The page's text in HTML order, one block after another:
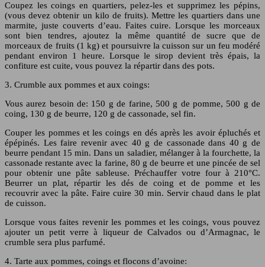
Coupez les coings en quartiers, pelez-les et supprimez les pépins,
(vous devez obtenir un kilo de fruits). Mettre les quartiers dans une
marmite, juste couverts d’eau. Faites cuire. Lorsque les morceaux
sont bien tendres, ajoutez la même quantité de sucre que de
morceaux de fruits (1 kg) et poursuivre la cuisson sur un feu modéré
pendant environ 1 heure. Lorsque le sirop devient très épais, la
confiture est cuite, vous pouvez la répartir dans des pots.
3. Crumble aux pommes et aux coings:
Vous aurez besoin de: 150 g de farine, 500 g de pomme, 500 g de
coing, 130 g de beurre, 120 g de cassonade, sel fin.
Couper les pommes et les coings en dés après les avoir épluchés et
épépinés. Les faire revenir avec 40 g de cassonade dans 40 g de
beurre pendant 15 min. Dans un saladier, mélanger à la fourchette, la
cassonade restante avec la farine, 80 g de beurre et une pincée de sel
pour obtenir une pâte sableuse. Préchauffer votre four à 210°C.
Beurrer un plat, répartir les dés de coing et de pomme et les
recouvrir avec la pâte. Faire cuire 30 min. Servir chaud dans le plat
de cuisson.
Lorsque vous faites revenir les pommes et les coings, vous pouvez
ajouter un petit verre à liqueur de Calvados ou d’Armagnac, le
crumble sera plus parfumé.
4. Tarte aux pommes, coings et flocons d’avoine: